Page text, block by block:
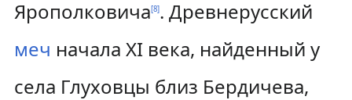
Ярополковича[8]. Древнерусский
меч начала XI века, найденный у
села Глуховцы близ Бердичева,